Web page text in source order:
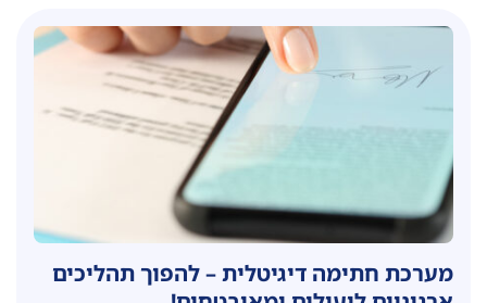
מערכת חתימה דיגיטלית – להפוך תהליכים